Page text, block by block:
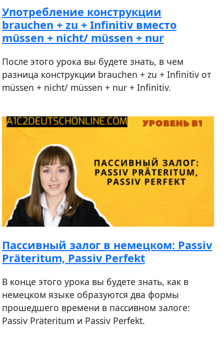
Употребление конструкции
brauchen + zu + Infinitiv вместо
müssen + nicht/ müssen + nur
После этого урока вы будете знать, в чем
разница конструкции brauchen + zu + Infinitiv от
müssen + nicht/ müssen + nur + Infinitiv.
Пассивный залог в немецком: Passiv
Präteritum, Passiv Perfekt
В конце этого урока вы будете знать, как в
немецком языке образуются два формы
прошедшего времени в пассивном залоге:
Passiv Präteritum и Passiv Perfekt.